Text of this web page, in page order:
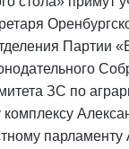
Партии
ЗС по
парламенту